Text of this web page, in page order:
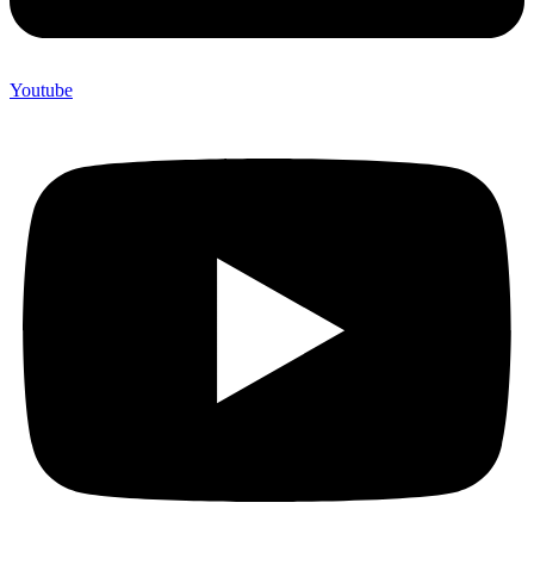
Youtube